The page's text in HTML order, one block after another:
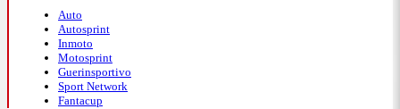
Auto
Autosprint
Inmoto
Motosprint
Guerinsportivo
Sport Network
Fantacup